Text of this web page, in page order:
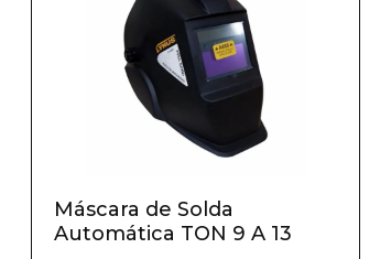
Máscara de Solda
Automática TON 9 A 13